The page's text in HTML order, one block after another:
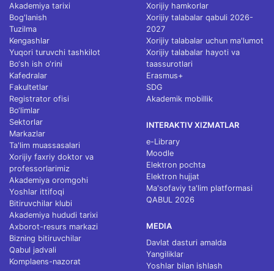
Akademiya tarixi
Bog'lanish
Tuzilma
Kengashlar
Yuqori turuvchi tashkilot
Bo‘sh ish o‘rini
Kafedralar
Fakultetlar
Registrator ofisi
Bo‘limlar
Sektorlar
Markazlar
Ta'lim muassasalari
Xorijiy faxriy doktor va
professorlarimiz
Akademiya oromgohi
Yoshlar ittifoqi
Bitiruvchilar klubi
Akademiya hududi tarixi
Axborot-resurs markazi
Bizning bitiruvchilar
Qabul jadvali
Komplaens-nazorat
Xorijiy hamkorlar
Xorijiy talabalar qabuli 2026-
2027
Xorijiy talabalar uchun ma'lumot
Xorijiy talabalar hayoti va
taassurotlari
Erasmus+
SDG
Akademik mobillik
INTERAKTIV XIZMATLAR
e-Library
Moodle
Elektron pochta
Elektron hujjat
Ma'sofaviy ta'lim platformasi
QABUL 2026
MEDIA
Davlat dasturi amalda
Yangiliklar
Yoshlar bilan ishlash